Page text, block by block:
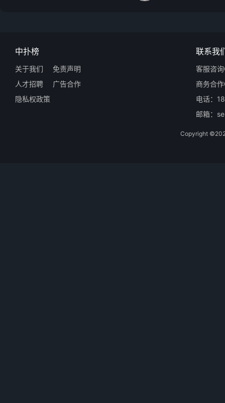
中扑榜
关于我们
免责声明
人才招聘
广告合作
隐私权政策
联系我
客服咨
商务合
电话：
邮箱：
Copyright